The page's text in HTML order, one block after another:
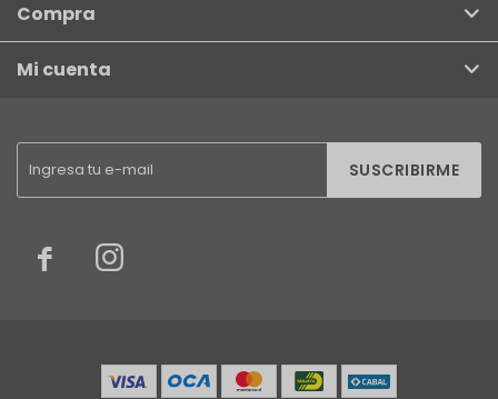
SUSCRIBIRME
 
Compra
Mi cuenta